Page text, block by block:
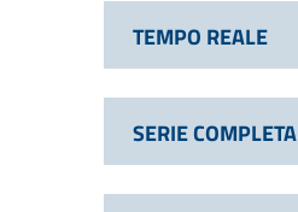
TEMPO REALE
SERIE COMPLETA